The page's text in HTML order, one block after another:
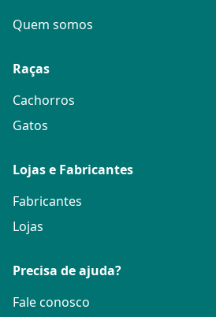
Quem somos
Raças
Cachorros
Gatos
Lojas e Fabricantes
Fabricantes
Lojas
Precisa de ajuda?
Fale conosco